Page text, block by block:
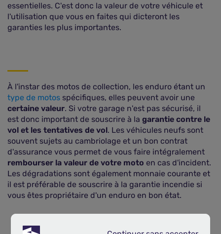
essentielles. C'est donc la valeur de votre véhicule et
l'utilisation que vous en faites qui dicteront les
garanties les plus importantes.
À l'instar des motos de collection, les enduro étant un
type de motos spécifiques, elles peuvent avoir une
certaine valeur. Si votre garage n'est pas sécurisé, il
est donc important de souscrire à la garantie contre le
vol et les tentatives de vol. Les véhicules neufs sont
souvent sujets au cambriolage et un bon contrat
d'assurance vous permet de vous faire intégralement
rembourser la valeur de votre moto en cas d'incident.
Les dégradations sont également monnaie courante et
il est préférable de souscrire à la garantie incendie si
vous êtes propriétaire d'un enduro en bon état.